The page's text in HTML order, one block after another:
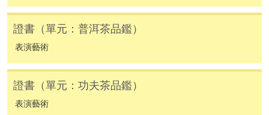
碼，請瀏覽繳費靈網址http://www.ppshk.com 。
*信用咭網上繳費服務
Mastercard卡」）繳付學費。
*香港大學專業進修學院Mastercard卡
證書（單元：普洱茶品鑑）
表演藝術
證書（單元：功夫茶品鑑）
表演藝術